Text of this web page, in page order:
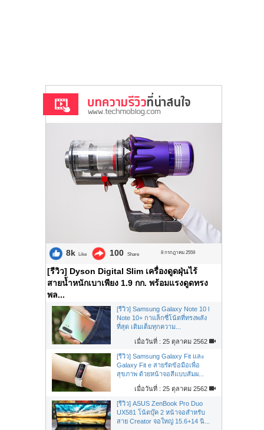
8k Like 100 Share 8 กรกฎาคม 2559
[รีวิว] Dyson Digital Slim เครื่องดูดฝุ่นไร้
สายน้ำหนักเบาเพียง 1.9 กก. พร้อมแรงดูดทรง
พล...
[รีวิว] Samsung Galaxy Note 10 l
Note 10+ กาแล็กซี่โน้ตที่ทรงพลัง
ที่สุด เติมเต็มทุกความ...
เมื่อวันที่ : 25 ตุลาคม 2562
[รีวิว] Samsung Galaxy Fit และ
Galaxy Fit e สายรัดข้อมือเพื่อ
สุขภาพ ด้วยหน้าจอสีแบบสัมผ...
เมื่อวันที่ : 25 ตุลาคม 2562
[รีวิว] ASUS ZenBook Pro Duo
UX581 โน้ตบุ๊ค 2 หน้าจอสำหรับ
สาย Creator จอใหญ่ 15.6+14 นิ...